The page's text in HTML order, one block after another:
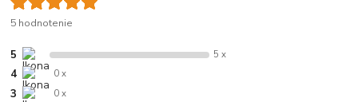
5 hodnotenie
5 5 x
4 0 x
3 0 x